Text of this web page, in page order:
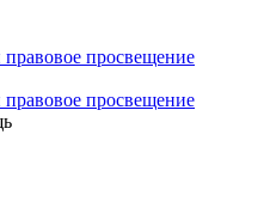
правовое просвещение
правовое просвещение